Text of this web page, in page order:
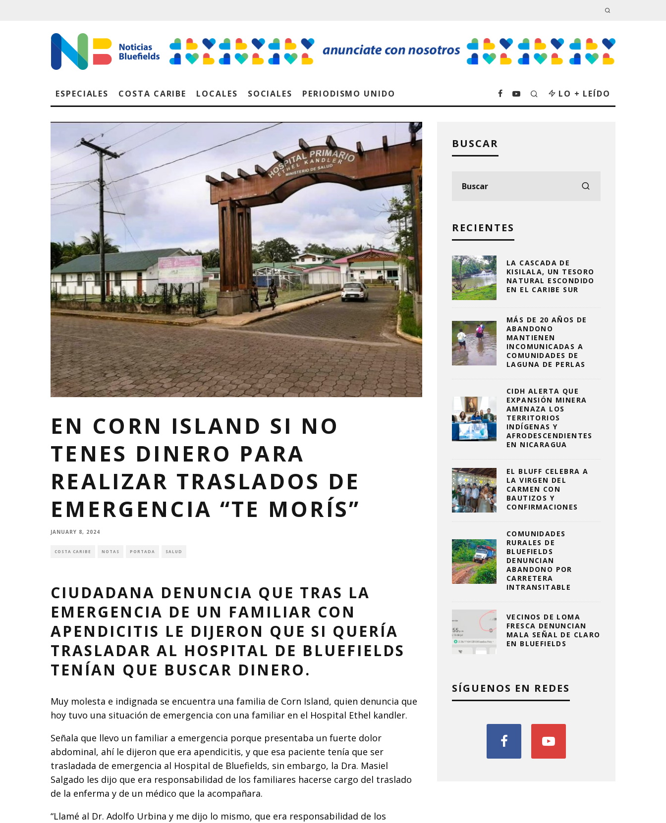
ESPECIALES COSTA CARIBE LOCALES SOCIALES PERIODISMO UNIDO LO + LEÍDO
EN CORN ISLAND SI NO
TENES DINERO PARA
REALIZAR TRASLADOS DE
EMERGENCIA “TE MORÍS”
JANUARY 8, 2024
COSTA CARIBE NOTAS PORTADA SALUD
CIUDADANA DENUNCIA QUE TRAS LA
EMERGENCIA DE UN FAMILIAR CON
APENDICITIS LE DIJERON QUE SI QUERÍA
TRASLADAR AL HOSPITAL DE BLUEFIELDS
TENÍAN QUE BUSCAR DINERO.
Muy molesta e indignada se encuentra una familia de Corn Island, quien denuncia que
hoy tuvo una situación de emergencia con una familiar en el Hospital Ethel kandler.
Señala que llevo un familiar a emergencia porque presentaba un fuerte dolor
abdominal, ahí le dijeron que era apendicitis, y que esa paciente tenía que ser
trasladada de emergencia al Hospital de Bluefields, sin embargo, la Dra. Masiel
Salgado les dijo que era responsabilidad de los familiares hacerse cargo del traslado
de la enferma y de un médico que la acompañara.
“Llamé al Dr. Adolfo Urbina y me dijo lo mismo, que era responsabilidad de los
BUSCAR
RECIENTES
LA CASCADA DE
KISILALA, UN TESORO
NATURAL ESCONDIDO
EN EL CARIBE SUR
MÁS DE 20 AÑOS DE
ABANDONO
MANTIENEN
INCOMUNICADAS A
COMUNIDADES DE
LAGUNA DE PERLAS
CIDH ALERTA QUE
EXPANSIÓN MINERA
AMENAZA LOS
TERRITORIOS
INDÍGENAS Y
AFRODESCENDIENTES
EN NICARAGUA
EL BLUFF CELEBRA A
LA VIRGEN DEL
CARMEN CON
BAUTIZOS Y
CONFIRMACIONES
COMUNIDADES
RURALES DE
BLUEFIELDS
DENUNCIAN
ABANDONO POR
CARRETERA
INTRANSITABLE
VECINOS DE LOMA
FRESCA DENUNCIAN
MALA SEÑAL DE CLARO
EN BLUEFIELDS
SÍGUENOS EN REDES